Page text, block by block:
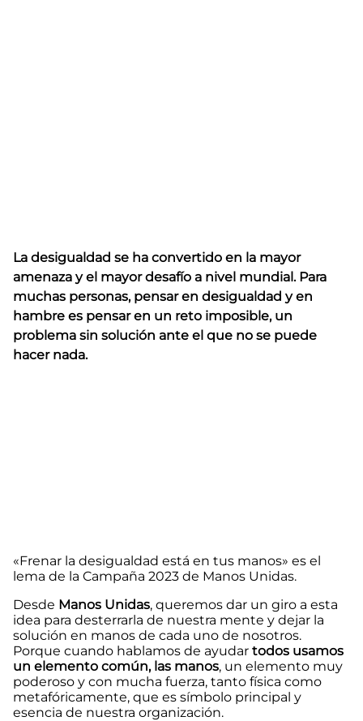
La desigualdad se ha convertido en la mayor
amenaza y el mayor desafío a nivel mundial. Para
muchas personas, pensar en desigualdad y en
hambre es pensar en un reto imposible, un
problema sin solución ante el que no se puede
hacer nada.
«Frenar la desigualdad está en tus manos» es el
lema de la Campaña 2023 de Manos Unidas.
Desde Manos Unidas, queremos dar un giro a esta
idea para desterrarla de nuestra mente y dejar la
solución en manos de cada uno de nosotros.
Porque cuando hablamos de ayudar todos usamos
un elemento común, las manos, un elemento muy
poderoso y con mucha fuerza, tanto física como
metafóricamente, que es símbolo principal y
esencia de nuestra organización.